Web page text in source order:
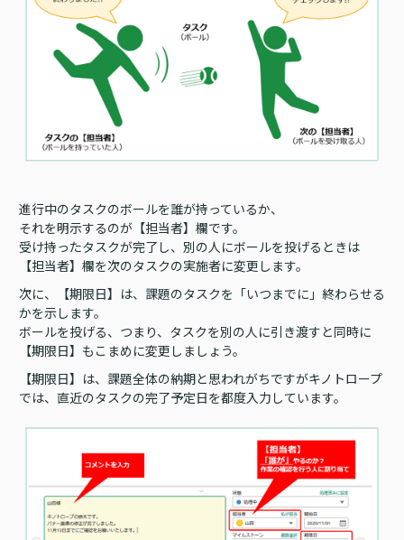
進行中のタスクのボールを誰が持っているか、
それを明示するのが【担当者】欄です。
受け持ったタスクが完了し、別の人にボールを投げるときは
【担当者】欄を次のタスクの実施者に変更します。
次に、【期限日】は、課題のタスクを「いつまでに」終わらせる
かを示します。
ボールを投げる、つまり、タスクを別の人に引き渡すと同時に
【期限日】もこまめに変更しましょう。
【期限日】は、課題全体の納期と思われがちですがキノトロープ
では、直近のタスクの完了予定日を都度入力しています。